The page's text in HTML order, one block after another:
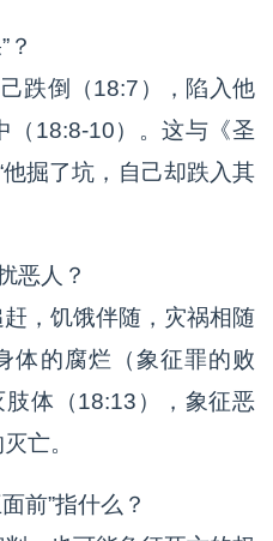
？
跌倒（18:7），陷入他
（18:8-10）。这与《圣
掘了坑，自己却跌入其
恶人？
，饥饿伴随，灾祸相随
体的腐烂（象征罪的败
肢体（18:13），象征恶
亡。
前”指什么？